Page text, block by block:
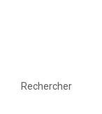
Rechercher